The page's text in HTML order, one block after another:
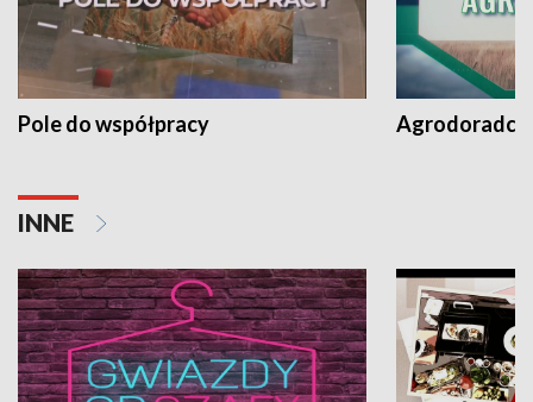
Pole do współpracy Agrodoradcy
INNE